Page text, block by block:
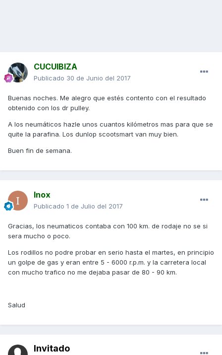
CUCUIBIZA
Publicado 30 de Junio del 2017
Buenas noches. Me alegro que estés contento con el resultado
obtenido con los dr pulley.
A los neumáticos hazle unos cuantos kilómetros mas para que se
quite la parafina. Los dunlop scootsmart van muy bien.
Buen fin de semana.
Inox
Publicado 1 de Julio del 2017
Gracias, los neumaticos contaba con 100 km. de rodaje no se si
sera mucho o poco.
Los rodillos no podre probar en serio hasta el martes, en principio
un golpe de gas y eran entre 5 - 6000 r.p.m. y la carretera local
con mucho trafico no me dejaba pasar de 80 - 90 km.
Salud
Invitado